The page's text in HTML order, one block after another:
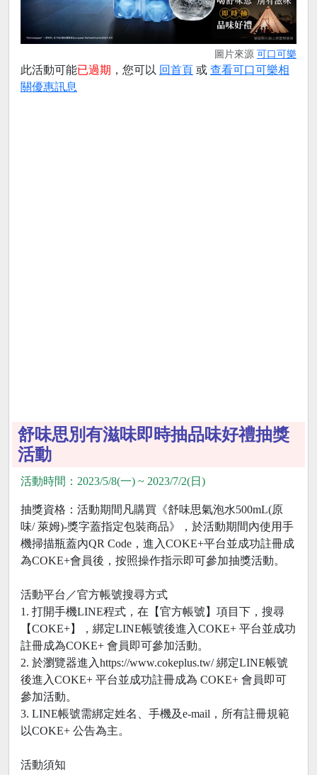
圖片來源 可口可樂
此活動可能已過期 ，您可以 回首頁 或 查看可口可樂相
關優惠訊息
舒味思別有滋味即時抽品味好禮抽獎
活動
活動時間：2023/5/8(一) ~ 2023/7/2(日)
抽獎資格：活動期間凡購買《舒味思氣泡水500mL(原
味/ 萊姆)-獎字蓋指定包裝商品》，於活動期間內使用手
機掃描瓶蓋內QR Code，進入COKE+平台並成功註冊成
為COKE+會員後，按照操作指示即可參加抽獎活動。
活動平台／官方帳號搜尋方式
1. 打開手機LINE程式，在【官方帳號】項目下，搜尋
【COKE+】，綁定LINE帳號後進入COKE+ 平台並成功
註冊成為COKE+ 會員即可參加活動。
2. 於瀏覽器進入https://www.cokeplus.tw/ 綁定LINE帳號
後進入COKE+ 平台並成功註冊成為 COKE+ 會員即可
參加活動。
3. LINE帳號需綁定姓名、手機及e-mail，所有註冊規範
以COKE+ 公告為主。
活動須知